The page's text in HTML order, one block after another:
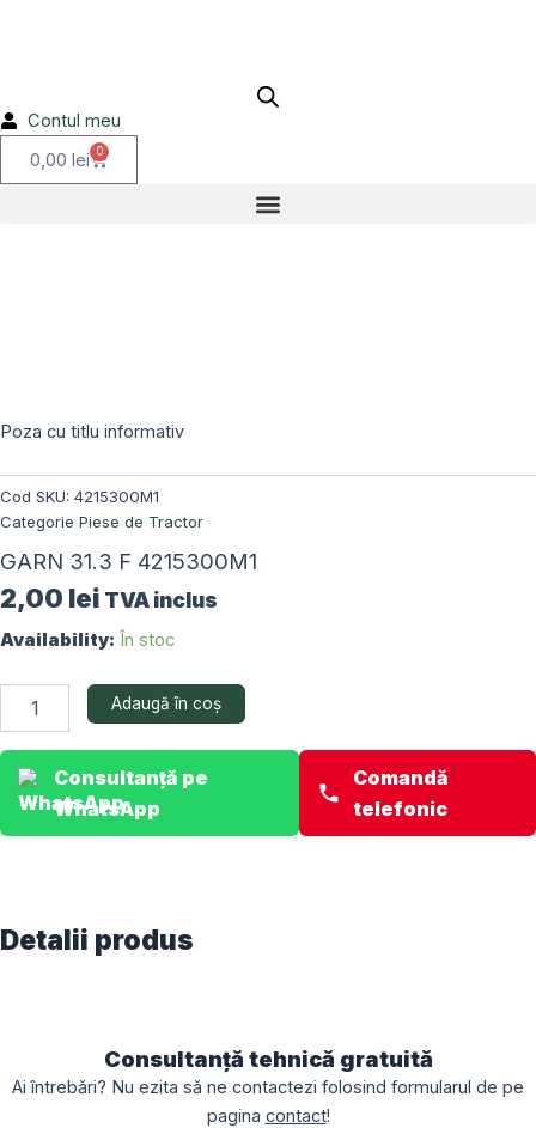
Contul meu
0,00 lei 0
Cart
Poza cu titlu informativ
Cod SKU: 4215300M1
Categorie Piese de Tractor
GARN 31.3 F 4215300M1
2,00 lei TVA inclus
Availability: În stoc
Cantitate
31.3
4215300M1
Adaugă în coș
Consultanță pe
WhatsApp
Comandă
telefonic
Detalii produs
Consultanță tehnică gratuită
Ai întrebări? Nu ezita să ne contactezi folosind formularul de pe
pagina contact!